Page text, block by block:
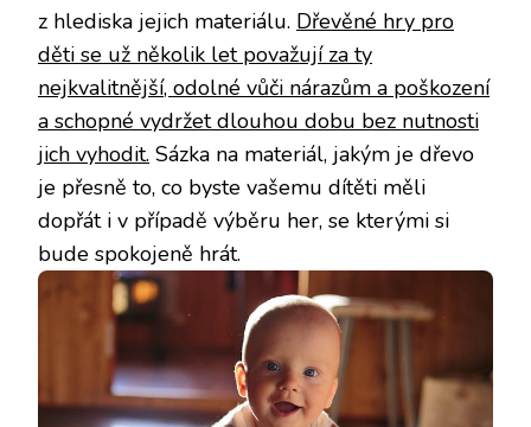
z hlediska jejich materiálu. Dřevěné hry pro
děti se už několik let považují za ty
nejkvalitnější, odolné vůči nárazům a poškození
a schopné vydržet dlouhou dobu bez nutnosti
jich vyhodit. Sázka na materiál, jakým je dřevo
je přesně to, co byste vašemu dítěti měli
dopřát i v případě výběru her, se kterými si
bude spokojeně hrát.